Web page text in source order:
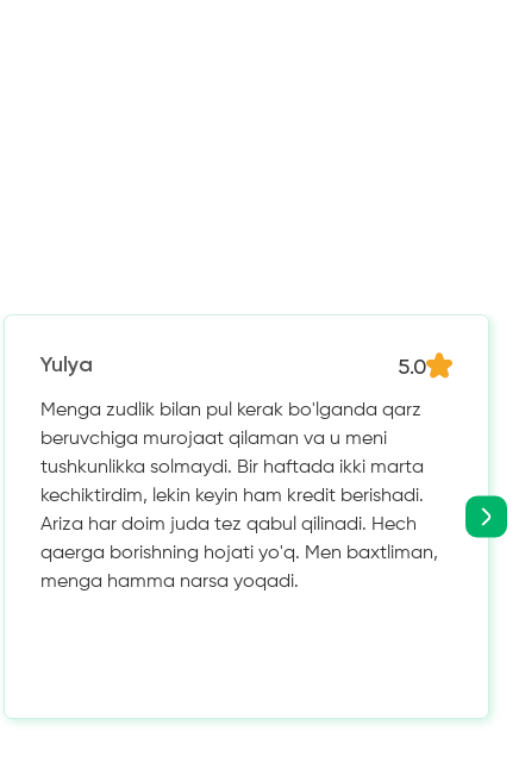
Yulya 5.0
Menga zudlik bilan pul kerak bo'lganda qarz
beruvchiga murojaat qilaman va u meni
tushkunlikka solmaydi. Bir haftada ikki marta
kechiktirdim, lekin keyin ham kredit berishadi.
Ariza har doim juda tez qabul qilinadi. Hech
qaerga borishning hojati yo'q. Men baxtliman,
menga hamma narsa yoqadi.